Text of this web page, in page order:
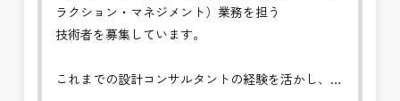
ラクション・マネジメント）業務を担う
技術者を募集しています。
これまでの設計コンサルタントの経験を活かし、発